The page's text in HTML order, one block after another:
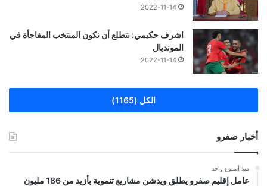
2022-11-14
اشرف حكيمي: نتطلع أن نكون المنتخب المفاجأة في
المونديال
2022-11-14
الكل (1165)
أخبار صفرو
منذ أسبوع واحد
عامل إقليم صفرو يطلق ويدشن مشاريع تنموية بأزيد من 186 مليون